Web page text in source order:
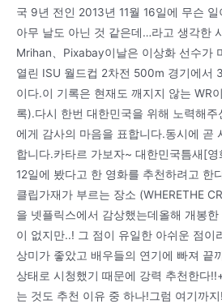
국 9년 전인 2013년 11월 16일에 무슨
아무 날도 아닌 것 같은데…라고 생각한
Mrihan、Pixabay이날은 이상화 선수가
열린 ISU 월드컵 2차전 500m 경기에서
이다.이 기록은 현재도 깨지지 않는 WR
록).다시 한번 대한민국을 위해 노력해
에게 감사의 마음을 표합니다.동시에 곧
합니다.카타르 가보자~ 대한민국틈새[
12일에 봤다고 한 영화를 추천하려고 한
클립가재가 부르는 장소 (WHERETHE
을 넷플릭스에서 감상했는데올해 개봉
이 없지만..! 그 점이 유일한 아쉬운 점이
상미가 좋았고 배우들의 연기에 빠져 끝
상태로 시청했기 때문에 강력 추천한다
는 것도 추천 이유 중 하나!그럼 여기까